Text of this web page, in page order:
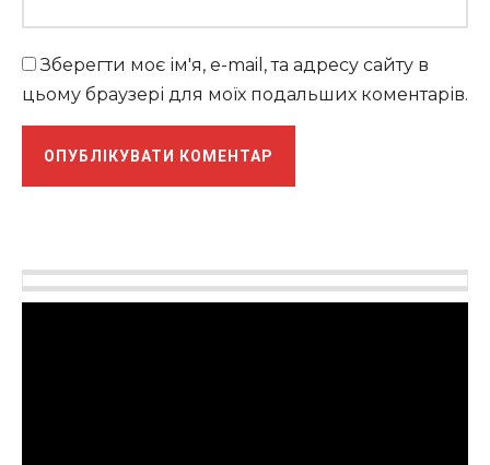
Зберегти моє ім'я, e-mail, та адресу сайту в
цьому браузері для моїх подальших коментарів.